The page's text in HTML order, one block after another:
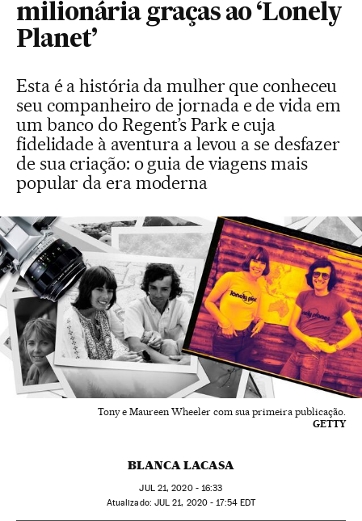
milionária graças ao ‘Lonely
Planet’
Esta é a história da mulher que conheceu
seu companheiro de jornada e de vida em
um banco do Regent’s Park e cuja
fidelidade à aventura a levou a se desfazer
de sua criação: o guia de viagens mais
popular da era moderna
Tony e Maureen Wheeler com sua primeira publicação.
GETTY
BLANCA LACASA
JUL21, 2020 - 16:33
atualizado: JUL 21, 2020 - 17:54EDT